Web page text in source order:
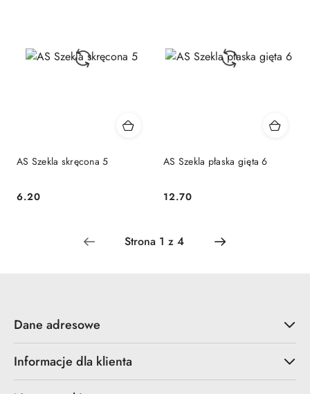
AS Szekla skręcona 5
Cena:
6.20
AS Szekla płaska gięta 6
Cena:
12.70
Dane adresowe
Informacje dla klienta